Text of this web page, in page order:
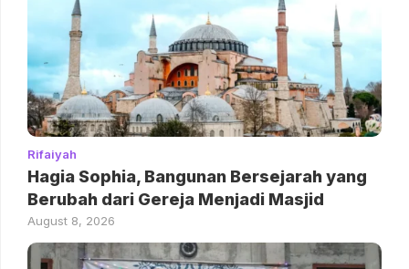
Rifaiyah
Hagia Sophia, Bangunan Bersejarah yang
Berubah dari Gereja Menjadi Masjid
August 8, 2026